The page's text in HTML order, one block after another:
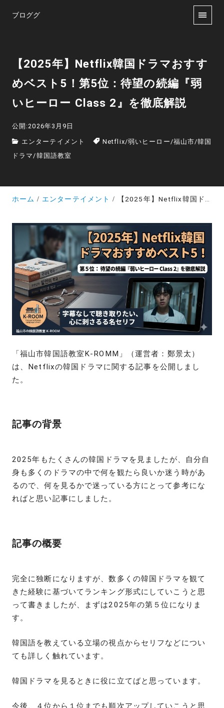
ブロググ
【2025年】Netflix韓国ドラマおすす
めベスト5！第5位：待望の続編『弱
いヒーロー Class 2』を徹底解説
公開:2026年3月9日
エンターテイメント Netflix/弱いヒーロー /福山市/韓国
ドラマ /韓国語教室
ホーム エンターテイメント 【2025年】Netflix韓国ドラマおすすめベスト5！第5位：待望の続編『弱いヒーロー Class 2』を徹底解説
「福山市韓国語教室K-ROMM」（運営者：鄭景太）
は、Netflixの韓国ドラマに関する記事を公開しまし
た。
記事の背景
2025年もたくさんの韓国ドラマを見ましたが、自分自
身も多くのドラマの中で何を観たら良いか迷う時があ
るので、何を見るかで迷っている方にとって参考にな
ればと思い記事にしました。
記事の概要
完全に独断になりますが、数多くの韓国ドラマを観て
きた経験に基づいてランキング形式にしていこうと思
って書きましたが、まずは2025年の第５位になりま
す。
韓国語を教えている立場の視点からセリフなどについ
ても詳しく触れています。
韓国ドラマを見るときに役に立てばと思っています。
今後、４位から１位までも順次アップしていこうと思